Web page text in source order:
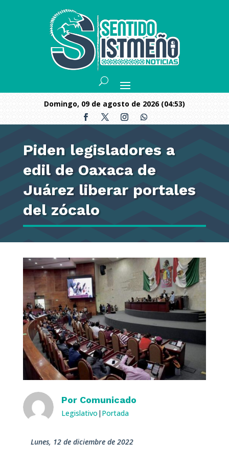
domingo, 09 de agosto de 2026 (04:53)
Piden legisladores a
edil de Oaxaca de
Juárez liberar portales
del zócalo
Por Comunicado
Legislativo | Portada
lunes, 12 de diciembre de 2022